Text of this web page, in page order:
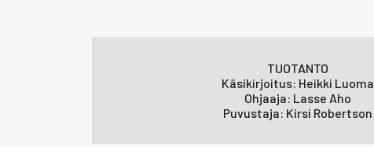
TUOTANTO
Käsikirjoitus: Heikki Luoma
Ohjaaja: Lasse Aho
Puvustaja: Kirsi Robertson